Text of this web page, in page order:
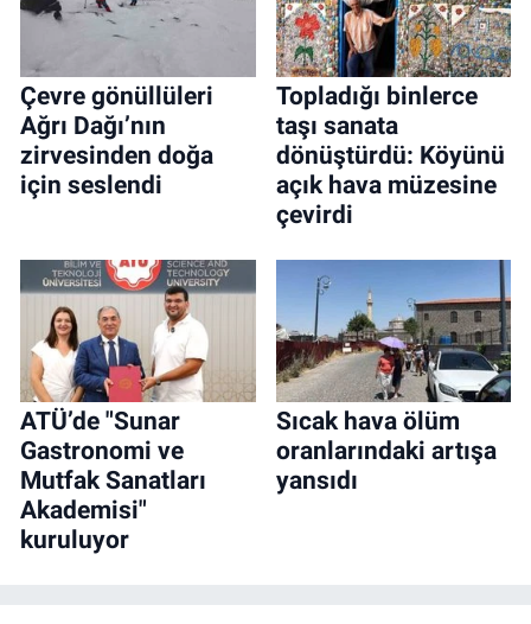
Çevre gönüllüleri
Ağrı Dağı’nın
zirvesinden doğa
için seslendi
Topladığı binlerce
taşı sanata
dönüştürdü: Köyünü
açık hava müzesine
çevirdi
ATÜ’de "Sunar
Gastronomi ve
Mutfak Sanatları
Akademisi"
kuruluyor
Sıcak hava ölüm
oranlarındaki artışa
yansıdı